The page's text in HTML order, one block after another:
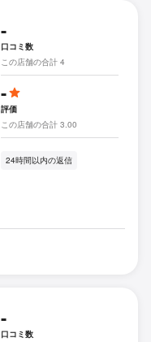
-
口コミ数
この店舗の合計 4
-
評価
この店舗の合計 3.00
24時間以内の返信
-
口コミ数